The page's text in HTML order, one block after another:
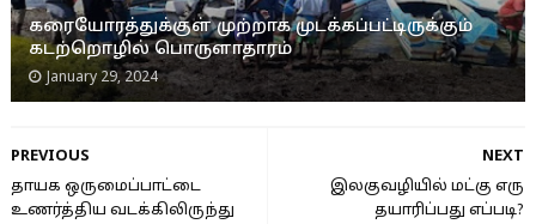
கரையோரத்துக்குள் முற்றாக முடக்கப்பட்டிருக்கும்
கடற்றொழில் பொருளாதாரம்
January 29, 2024
NEXT
இலகுவழியில் மட்கு எரு
தயாரிப்பது எப்படி?
PREVIOUS
தாயக ஒருமைப்பாட்டை
உணர்த்திய வடக்கிலிருந்து